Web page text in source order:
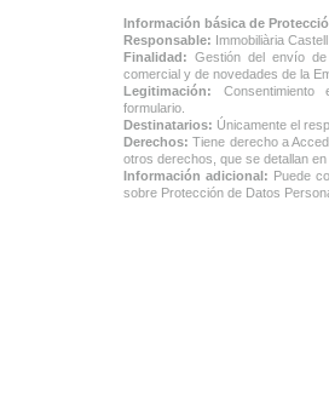
Información básica de
Responsable: Immobiliària Castell
Finalidad: Gestión del envío
comercial y de novedades de la
Legitimación: Consentimiento
formulario.
Destinatarios: Únicamente el
Derechos: Tiene derecho a
otros derechos, que se detallan
Información adicional: Puede
sobre Protección de Datos